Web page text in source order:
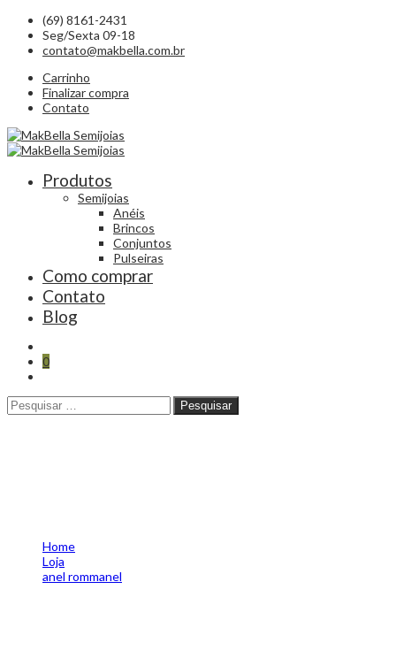
(69) 8161-2431
Seg/Sexta 09-18
contato@makbella.com.br
Carrinho
Finalizar compra
Contato
Produtos
Semijoias
Anéis
Brincos
Conjuntos
Pulseiras
Como comprar
Contato
Blog
0
Pesquisar Pesquisar
Home
Loja
anel rommanel